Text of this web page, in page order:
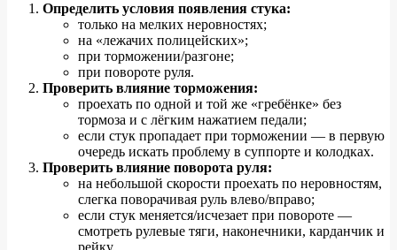
Определить условия появления стука:
только на мелких неровностях;
на «лежачих полицейских»;
при торможении/разгоне;
при повороте руля.
Проверить влияние торможения:
проехать по одной и той же «гребёнке» без
тормоза и с лёгким нажатием педали;
если стук пропадает при торможении — в первую
очередь искать проблему в суппорте и колодках.
Проверить влияние поворота руля:
на небольшой скорости проехать по неровностям,
слегка поворачивая руль влево/вправо;
если стук меняется/исчезает при повороте —
смотреть рулевые тяги, наконечники, карданчик и